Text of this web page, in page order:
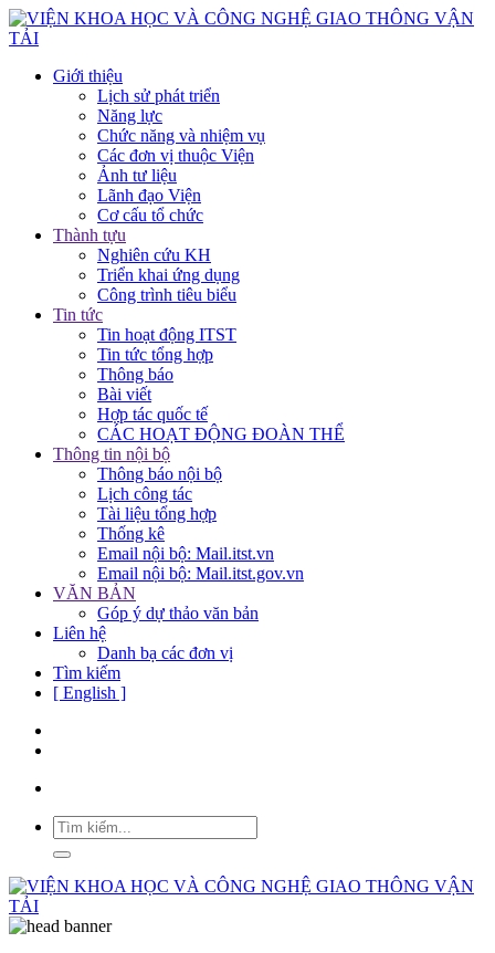
Giới thiệu
Lịch sử phát triển
Năng lực
Chức năng và nhiệm vụ
Các đơn vị thuộc Viện
Ảnh tư liệu
Lãnh đạo Viện
Cơ cấu tổ chức
Thành tựu
Nghiên cứu KH
Triển khai ứng dụng
Công trình tiêu biểu
Tin tức
Tin hoạt động ITST
Tin tức tổng hợp
Thông báo
Bài viết
Hợp tác quốc tế
CÁC HOẠT ĐỘNG ĐOÀN THỂ
Thông tin nội bộ
Thông báo nội bộ
Lịch công tác
Tài liệu tổng hợp
Thống kê
Email nội bộ: Mail.itst.vn
Email nội bộ: Mail.itst.gov.vn
VĂN BẢN
Góp ý dự thảo văn bản
Liên hệ
Danh bạ các đơn vị
Tìm kiếm
[ English ]